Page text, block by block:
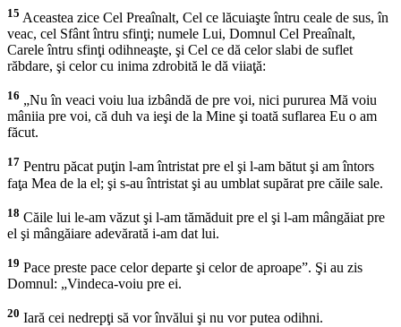
15 Aceastea zice Cel Preaînalt, Cel ce lăcuiaşte întru ceale de sus, în
veac, cel Sfânt întru sfinţi; numele Lui, Domnul Cel Preaînalt,
Carele întru sfinţi odihneaşte, şi Cel ce dă celor slabi de suflet
răbdare, şi celor cu inima zdrobită le dă viiaţă:
16 „Nu în veaci voiu lua izbândă de pre voi, nici pururea Mă voiu
mâniia pre voi, că duh va ieşi de la Mine şi toată suflarea Eu o am
făcut.
17 Pentru păcat puţin l-am întristat pre el şi l-am bătut şi am întors
faţa Mea de la el; şi s-au întristat şi au umblat supărat pre căile sale.
18 Căile lui le-am văzut şi l-am tămăduit pre el şi l-am mângăiat pre
el şi mângăiare adevărată i-am dat lui.
19 Pace preste pace celor departe şi celor de aproape”. Şi au zis
Domnul: „Vindeca-voiu pre ei.
20 Iară cei nedrepţi să vor învălui şi nu vor putea odihni.